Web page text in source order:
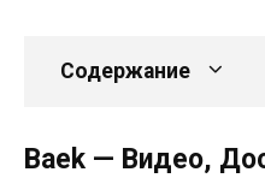
Содержание
Baek — Видео,